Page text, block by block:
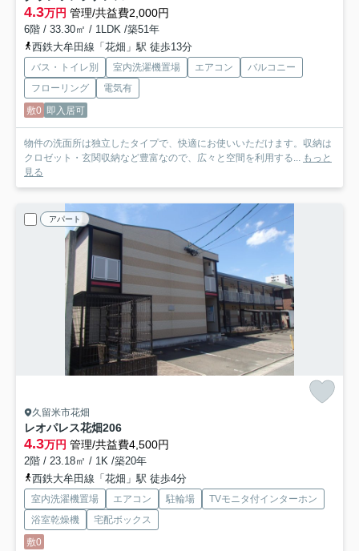
4.3万円 管理/共益費2,000円
6階 / 33.30㎡ / 1LDK /築51年
西鉄大牟田線「花畑」駅 徒歩13分
バス・トイレ別 室内洗濯機置場 エアコン
バルコニー
フローリング
電気有
敷0 即入居可
物件の洗面所は独立したタイプで、快適にお使いいただけます。収納は
クロゼット・玄関収納など豊富なので、広々と空間を利用する...
もっと
見る
アパート
久留米市花畑
レオパレス花畑206
4.3万円 管理/共益費4,500円
2階 / 23.18㎡ / 1K /築20年
西鉄大牟田線「花畑」駅 徒歩4分
室内洗濯機置場 エアコン 駐輪場
TVモニタ付インターホン
浴室乾燥機
宅配ボックス
敷0